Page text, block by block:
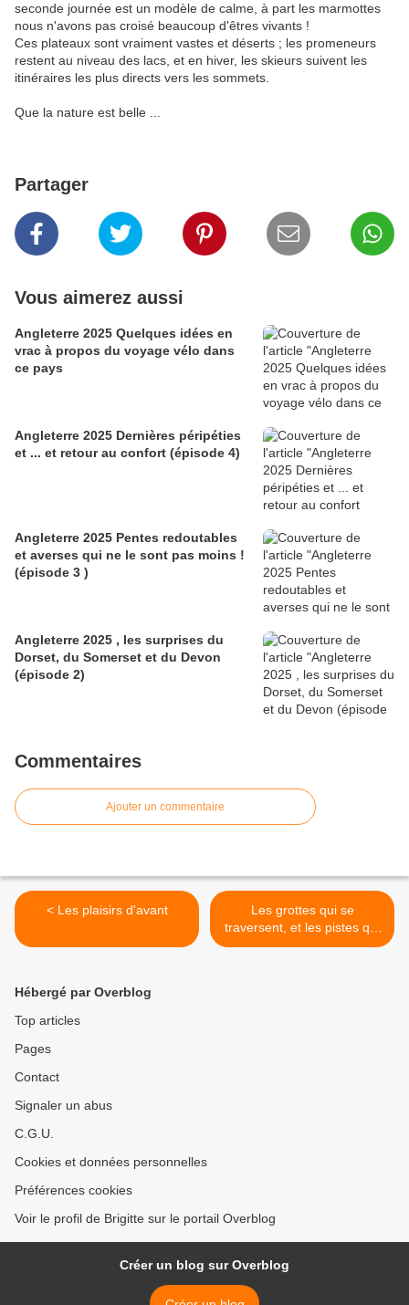
seconde journée est un modèle de calme, à part les marmottes
nous n'avons pas croisé beaucoup d'êtres vivants !
Ces plateaux sont vraiment vastes et déserts ; les promeneurs
restent au niveau des lacs, et en hiver, les skieurs suivent les
itinéraires les plus directs vers les sommets.
Que la nature est belle ...
Partager
Vous aimerez aussi
Angleterre 2025 Quelques idées en
vrac à propos du voyage vélo dans
ce pays
Angleterre 2025 Dernières péripéties
et ... et retour au confort (épisode 4)
Angleterre 2025 Pentes redoutables
et averses qui ne le sont pas moins !
(épisode 3 )
Angleterre 2025 , les surprises du
Dorset, du Somerset et du Devon
(épisode 2)
Commentaires
Ajouter un commentaire
< Les plaisirs d'avant
Les grottes qui se
traversent, et les pistes qui
ne mènent nulle part ! >
Hébergé par Overblog
Top articles
Pages
Contact
Signaler un abus
C.G.U.
Cookies et données personnelles
Préférences cookies
Voir le profil de Brigitte sur le portail Overblog
Créer un blog sur Overblog